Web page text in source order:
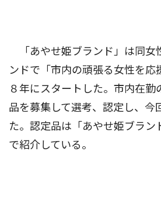
「あやせ姫ブランド」は同女
ンドで「市内の頑張る女性を応
８年にスタートした。市内在勤
品を募集して選考、認定し、今
た。認定品は「あやせ姫ブラン
で紹介している。